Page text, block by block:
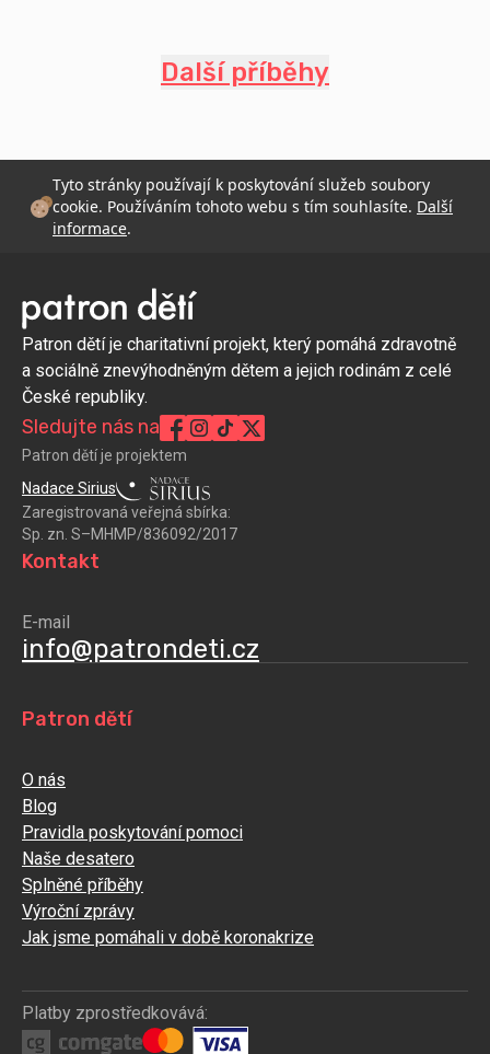
Další příběhy
Tyto stránky používají k poskytování služeb soubory
cookie. Používáním tohoto webu s tím souhlasíte. Další
informace.
Patron dětí je charitativní projekt, který pomáhá zdravotně
a sociálně znevýhodněným dětem a jejich rodinám z celé
České republiky.
Sledujte nás na
Patron dětí je projektem
Nadace Sirius
Zaregistrovaná veřejná sbírka:
Sp. zn. S–MHMP/836092/2017
Patron dětí
O nás
Blog
Pravidla poskytování pomoci
Naše desatero
Splněné příběhy
Výroční zprávy
Jak jsme pomáhali v době koronakrize
Kontakt
E-mail
info@patrondeti.cz
Platby zprostředkovává: